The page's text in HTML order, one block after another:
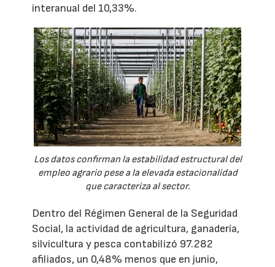
interanual del 10,33%.
Los datos confirman la estabilidad estructural del
empleo agrario pese a la elevada estacionalidad
que caracteriza al sector.
Dentro del Régimen General de la Seguridad
Social, la actividad de agricultura, ganadería,
silvicultura y pesca contabilizó 97.282
afiliados, un 0,48% menos que en junio,